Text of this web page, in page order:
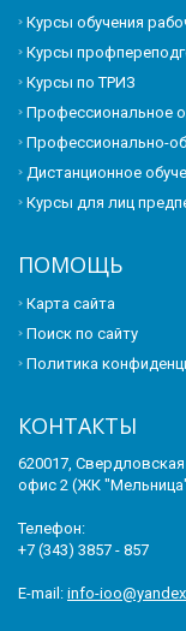
Курсы обучения
Курсы
Курсы по ТРИЗ
Профессиональное
Профессионально-
Дистанционное
Курсы для лиц
ПОМОЩЬ
Карта сайта
Поиск по сайту
Политика
КОНТАКТЫ
620017, Свердловская
офис 2 (ЖК
Телефон:
+7 (343) 3857 - 857
E-mail: info-